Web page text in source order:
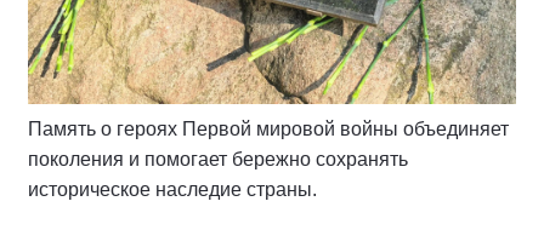
Память о героях Первой мировой войны объединяет
поколения и помогает бережно сохранять
историческое наследие страны.